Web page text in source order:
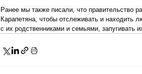
Ранее мы также писали, что правительство
Карапетяна, чтобы отслеживать и находить
с их родственниками и семьями, запугивать